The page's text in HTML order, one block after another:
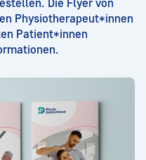
Die Flyer von
Physiotherapeut*innen
Patient*innen